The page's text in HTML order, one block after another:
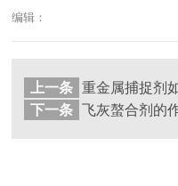
编辑：
上一条
下一条